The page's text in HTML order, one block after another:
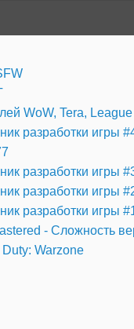
WoW, Tera,
разработки игры
разработки игры
разработки игры
разработки игры
- Сложность
Warzone